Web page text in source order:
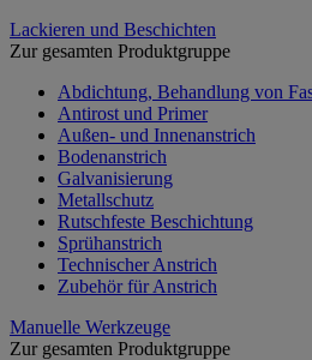
Lackieren und Beschichten
Zur gesamten Produktgruppe
Abdichtung, Behandlung von
Antirost und Primer
Außen- und Innenanstrich
Bodenanstrich
Galvanisierung
Metallschutz
Rutschfeste Beschichtung
Sprühanstrich
Technischer Anstrich
Zubehör für Anstrich
Manuelle Werkzeuge
Zur gesamten Produktgruppe